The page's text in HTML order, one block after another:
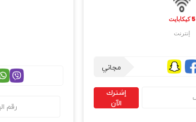
5 كيكابايت
إنترنت
مجاني
إشترك
الآن